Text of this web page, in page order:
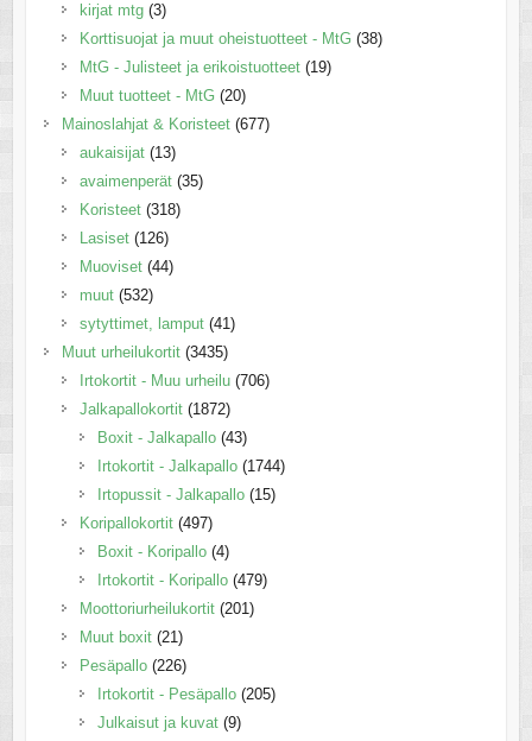
kirjat mtg (3)
Korttisuojat ja muut oheistuotteet - MtG (38)
MtG - Julisteet ja erikoistuotteet (19)
Muut tuotteet - MtG (20)
Mainoslahjat & Koristeet (677)
aukaisijat (13)
avaimenperät (35)
Koristeet (318)
Lasiset (126)
Muoviset (44)
muut (532)
sytyttimet, lamput (41)
Muut urheilukortit (3435)
Irtokortit - Muu urheilu (706)
Jalkapallokortit (1872)
Boxit - Jalkapallo (43)
Irtokortit - Jalkapallo (1744)
Irtopussit - Jalkapallo (15)
Koripallokortit (497)
Boxit - Koripallo (4)
Irtokortit - Koripallo (479)
Moottoriurheilukortit (201)
Muut boxit (21)
Pesäpallo (226)
Irtokortit - Pesäpallo (205)
Julkaisut ja kuvat (9)